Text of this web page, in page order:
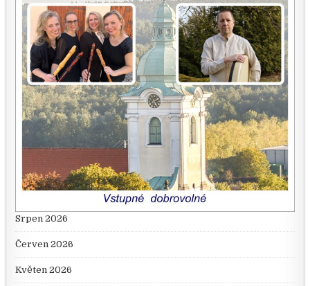
Srpen 2026
Červen 2026
Květen 2026